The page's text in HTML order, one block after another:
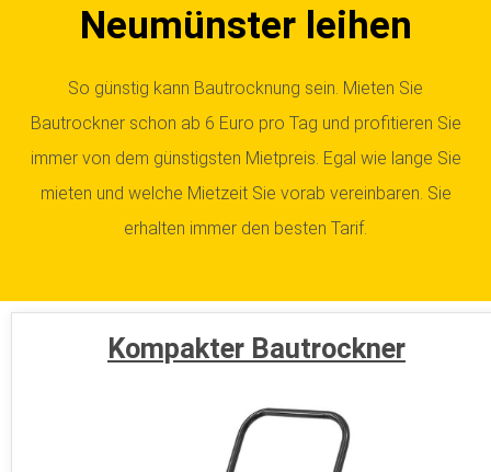
Neumünster leihen
So günstig kann Bautrocknung sein. Mieten Sie
Bautrockner schon ab 6 Euro pro Tag und profitieren Sie
immer von dem günstigsten Mietpreis. Egal wie lange Sie
mieten und welche Mietzeit Sie vorab vereinbaren. Sie
erhalten immer den besten Tarif.
Kompakter Bautrockner